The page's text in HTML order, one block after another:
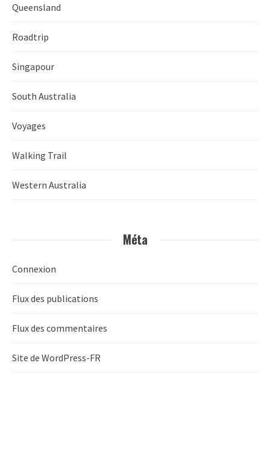
Queensland
Roadtrip
Singapour
South Australia
Voyages
Walking Trail
Western Australia
Méta
Connexion
Flux des publications
Flux des commentaires
Site de WordPress-FR